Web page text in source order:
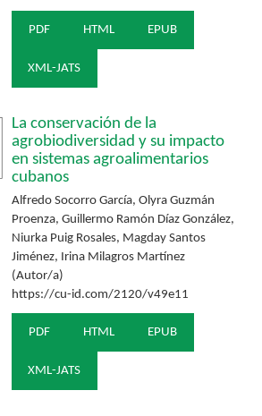
PDF HTML EPUB
XML-JATS
La conservación de la
agrobiodiversidad y su impacto
en sistemas agroalimentarios
cubanos
Alfredo Socorro García, Olyra Guzmán
Proenza, Guillermo Ramón Díaz González,
Niurka Puig Rosales, Magday Santos
Jiménez, Irina Milagros Martínez
(Autor/a)
https://cu-id.com/2120/v49e11
PDF HTML EPUB
XML-JATS